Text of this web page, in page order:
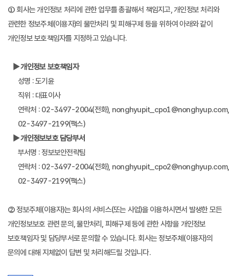
① 회사는 개인정보 처리에 관한 업무를 총괄해서 책임지고, 개인정보 처리와
관련한 정보주체(이용자)의 불만처리 및 피해구제 등을 위하여 아래와 같이
개인정보 보호책임자를 지정하고 있습니다.
▶ 개인정보 보호책임자
성명 : 도기윤
직위 : 대표이사
연락처 : 02-3497-2004(전화), nonghyupit_cpo1@nonghyup.com,
02-3497-2199(팩스)
▶ 개인정보보호 담당부서
부서명 : 정보보안전략팀
연락처 : 02-3497-2004(전화), nonghyupit_cpo2@nonghyup.com,
02-3497-2199(팩스)
② 정보주체(이용자)는 회사의 서비스(또는 사업)을 이용하시면서 발생한 모든
개인정보보호 관련 문의, 불만처리, 피해구제 등에 관한 사항을 개인정보
보호책임자 및 담당부서로 문의할 수 있습니다. 회사는 정보주체(이용자)의
문의에 대해 지체없이 답변 및 처리해드릴 것입니다.